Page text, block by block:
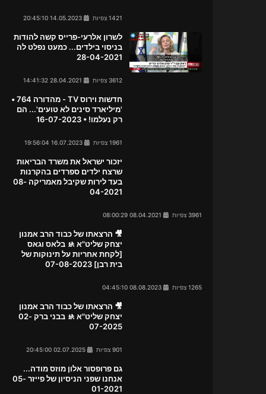
1421 צפיות
לשרון אלרעי-פרייס קשה להודות
בניסוי בילדים... כמעט נפלט לה
28-04-2021
3612 צפיות
חדשות וירוס TV - מהדורה 764 •
'מיליארד סינים לא טועים'... הם
רק נעלמו! • 16-07-2023
1961 צפיות
יזכור ישראל את משרד הבריאות
שרצח ילדים ספרדים בהקרנות
בעד לירות שקיבל מאמריקה 08-
04-2021
3961 צפיות
🎥 הרצאתו של כבוד הרב אמנון
יצחק שליט"א 🚸 בלאס וגאס
[לקחת אחריות על תינוקות של
בית רבן] 07-08-2023
1265 צפיות
🎥 הרצאתו של כבוד הרב אמנון
יצחק שליט"א 🚸 בבני ברק 02-
07-2025
901 צפיות
גם פרופסור אלון מוזס מודה...
אנחנו שפני הניסיון של פייזר 05-
01-2021